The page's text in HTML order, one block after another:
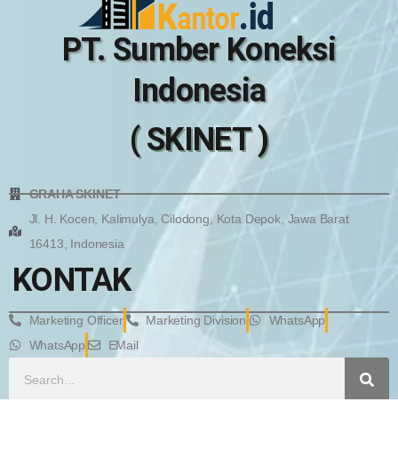
PT. Sumber Koneksi
Indonesia
( SKINET )
GRAHA SKINET
Jl. H. Kocen, Kalimulya, Cilodong, Kota Depok, Jawa Barat
16413, Indonesia
KONTAK
Marketing Officer Marketing Division
WhatsApp
WhatsApp
EMail